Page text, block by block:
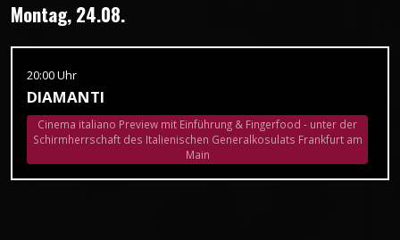
Montag, 24.08.
20:00 Uhr
DIAMANTI
Cinema italiano Preview mit Einführung & Fingerfood - unter der
Schirmherrschaft des Italienischen Generalkosulats Frankfurt am
Main